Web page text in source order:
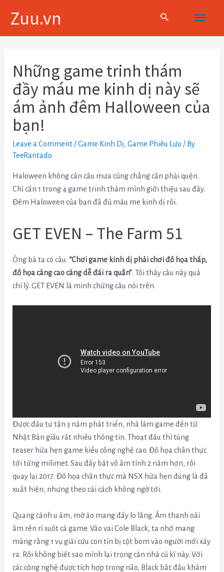
Zuu.vn
Main
Menu
Những game trinh thám
đầy máu me kinh dị này sẽ
ám ảnh đêm Halloween của
bạn!
Leave a Comment /Game Kinh Dị,Game Phiêu Lưu / By
TeeRantado
Haloween không cần cầu mưa cũng chẳng cần phải quện.
Chỉ cần 1 trong 4 game trinh thám mình giới thiệu sau đây.
Đêm Haloween của bạn đã đủ máu me kinh dị rồi.
GET EVEN – The Farm 51
Ông bà ta có câu: “Chơi game kinh dị phải chơi đồ họa thấp,
đồ họa càng cao càng dễ đái ra quần”. Tôi thấy câu này quá
chí lý. GET EVEN là minh chứng câu nói trên.
Được đầu tư tận 3 năm phát triển, nhà làm game đến từ
Nhật Bản giấu rất nhiều thông tin. Thoạt đầu thì túng
teaser hứa hẹn game kiểu công nghệ cao. Đồ họa chân thực
tới từng milimet. Sau đấy bặt vô âm tính 2 năm hơn, rôi
quay lại 2017. Đồ họa chân thực mà NSX hứa hẹn đúng là đã
xuất hiện, nhưng theo cái cách không ngờ tới.
Quang cảnh u ám, mờ ảo mang đầy lo lắng. Âm thanh oái
âm rên rỉ suốt cả game. Vào vai Cole Black, ta nhớ mang
máng rằng 1 vụ giải cứu con tin bị cột bom vào người mới xảy
ra. Rồi không biết sao mình lại trong căn nhà cũ kĩ này. Với
các công nghệ được tích hợp trong não, Black bắt đầu khám
bài